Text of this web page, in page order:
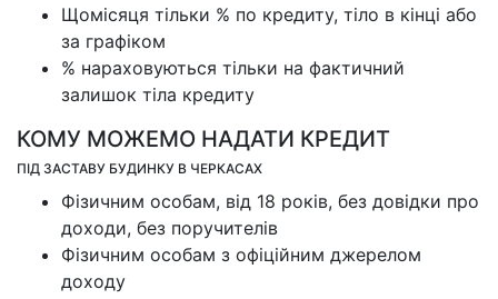
Щомісяця тільки % по кредиту, тіло в кінці або
за графіком
% нараховуються тільки на фактичний
залишок тіла кредиту
КОМУ МОЖЕМО НАДАТИ КРЕДИТ
ПІД ЗАСТАВУ БУДИНКУ В ЧЕРКАСАХ
Фізичним особам, від 18 років, без довідки про
доходи, без поручителів
Фізичним особам з офіційним джерелом
доходу